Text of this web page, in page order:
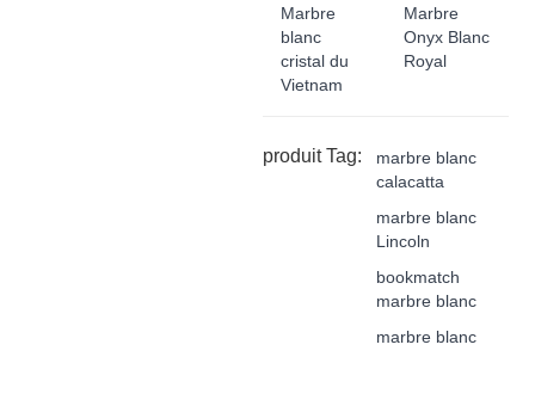
Marbre
blanc
cristal du
Vietnam
Marbre
Onyx Blanc
Royal
produit Tag:
marbre blanc
calacatta
marbre blanc
Lincoln
bookmatch
marbre blanc
marbre blanc